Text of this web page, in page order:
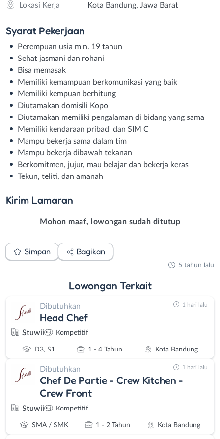
Lokasi Kerja
: Kota Bandung, Jawa Barat
Syarat Pekerjaan
Perempuan usia min. 19 tahun
Sehat jasmani dan rohani
Bisa memasak
Memiliki kemampuan berkomunikasi yang baik
Memiliki kempuan berhitung
Diutamakan domisili Kopo
Diutamakan memiliki pengalaman di bidang yang sama
Memiliki kendaraan pribadi dan SIM C
Mampu bekerja sama dalam tim
Mampu bekerja dibawah tekanan
Berkomitmen, jujur, mau belajar dan bekerja keras
Tekun, teliti, dan amanah
Kirim Lamaran
Mohon maaf, lowongan sudah ditutup
Simpan Bagikan
5 tahun lalu
Lowongan Terkait
Dibutuhkan
Head Chef
Stuwii Kompetitif
D3, S1 1 - 4 Tahun Kota Bandung
1 hari lalu
Dibutuhkan
Chef De Partie - Crew Kitchen -
Crew Front
Stuwii Kompetitif
SMA / SMK 1 - 2 Tahun Kota Bandung
1 hari lalu